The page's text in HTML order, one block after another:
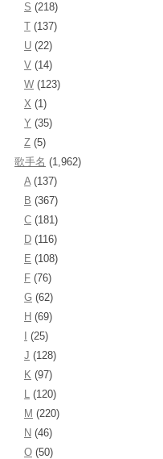
S (218)
T (137)
U (22)
V (14)
W (123)
X (1)
Y (35)
Z (5)
歌手名 (1,962)
A(137)
B (367)
C (181)
D (116)
E (108)
F (76)
G (62)
H (69)
(25)
J (128)
K (97)
L (120)
M (220)
N (46)
O (50)